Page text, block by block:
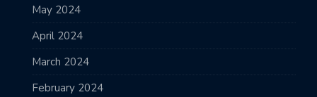
May 2024
April 2024
March 2024
February 2024